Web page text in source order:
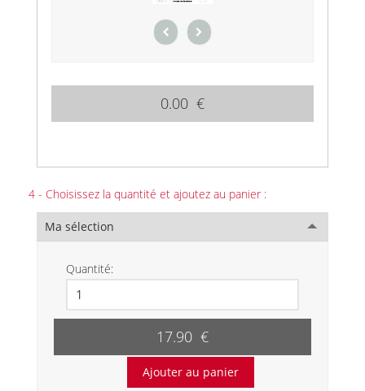
0.00 €
4 - Choisissez la quantité et ajoutez au panier :
Ma sélection
Quantité:
17.90 €